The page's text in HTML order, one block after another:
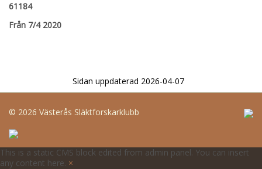
61184
Från 7/4 2020
Sidan uppdaterad 2026-04-07
© 2026 Västerås Släktforskarklubb
This is a static CMS block edited from admin panel. You can insert
any content here. ×